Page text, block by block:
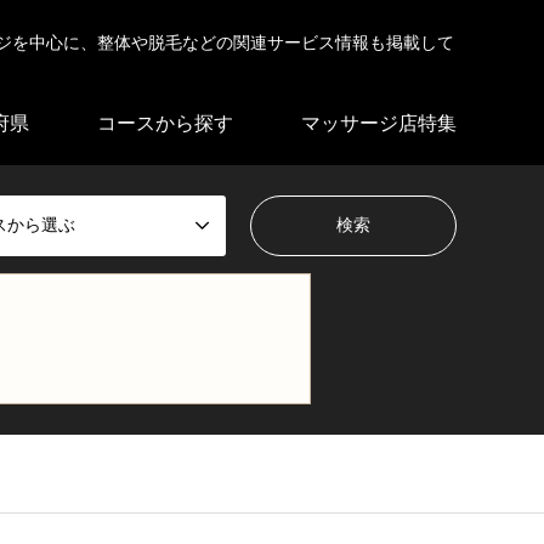
中心に、整体や脱毛などの関連サービス情報も掲載して
県 コースから探す マッサージ店特集
から選ぶ